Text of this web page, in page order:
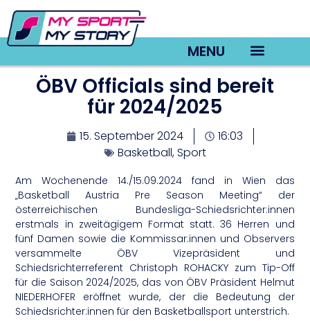
MENU
ÖBV Officials sind bereit
für 2024/2025
15. September 2024
16:03
Basketball,Sport
Am Wochenende 14./15.09.2024 fand in Wien das
„Basketball Austria Pre Season Meeting“ der
österreichischen Bundesliga-Schiedsrichter:innen
erstmals in zweitägigem Format statt. 36 Herren und
fünf Damen sowie die Kommissar:innen und Observers
versammelte ÖBV Vizepräsident und
Schiedsrichterreferent Christoph ROHACKY zum Tip-Off
für die Saison 2024/2025, das von ÖBV Präsident Helmut
NIEDERHOFER eröffnet wurde, der die Bedeutung der
Schiedsrichter:innen für den Basketballsport unterstrich.